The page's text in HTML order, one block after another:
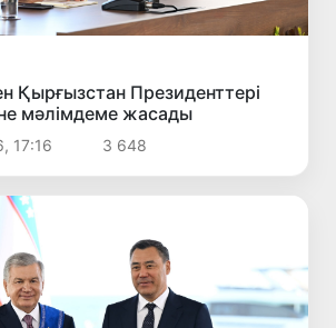
Қырғызстан Президенттері
мәлімдеме жасады
17:16 3 648